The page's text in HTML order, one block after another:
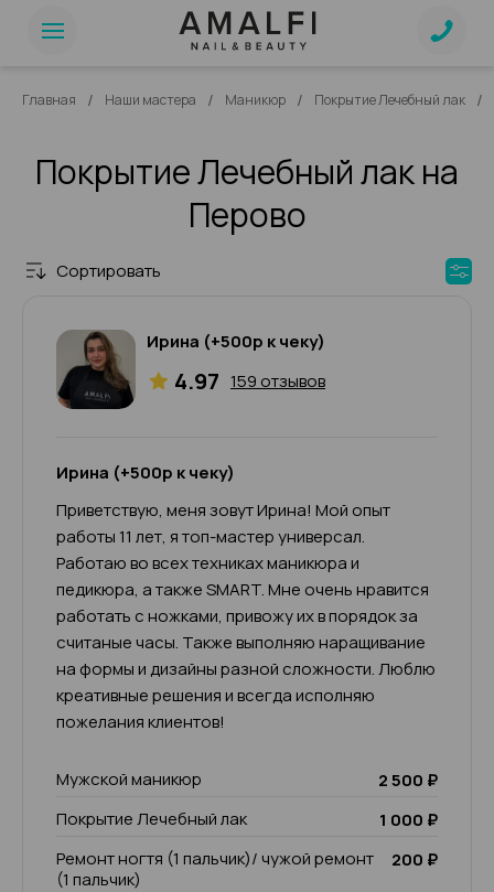
Главная / Наши мастера / Маникюр / Покрытие Лечебный лак /
Покрытие Лечебный лак на
Перово
Сортировать
Ирина (+500р к чеку)
4.97 159 отзывов
Ирина (+500р к чеку)
Приветствую, меня зовут Ирина! Мой опыт
работы 11 лет, я топ-мастер универсал.
Работаю во всех техниках маникюра и
педикюра, а также SMART. Мне очень нравится
работать с ножками, привожу их в порядок за
считаные часы. Также выполняю наращивание
на формы и дизайны разной сложности. Люблю
креативные решения и всегда исполняю
пожелания клиентов!
Мужской маникюр
2 500 ₽
Покрытие Лечебный лак
1 000 ₽
Ремонт ногтя (1 пальчик)/ чужой ремонт
(1 пальчик)
200 ₽